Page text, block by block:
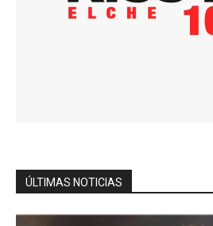
ÚLTIMAS NOTICIAS